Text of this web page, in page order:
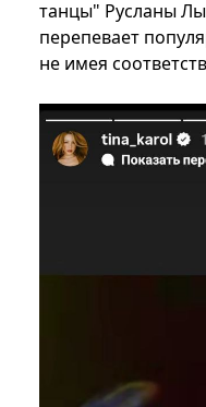
танцы" Русланы
перепевает
не имея